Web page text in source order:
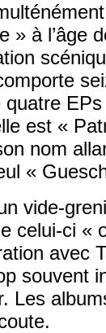
» à l’âge
quatre
est «
nom
«
vide-
celui-ci «
avec
souvent
Les